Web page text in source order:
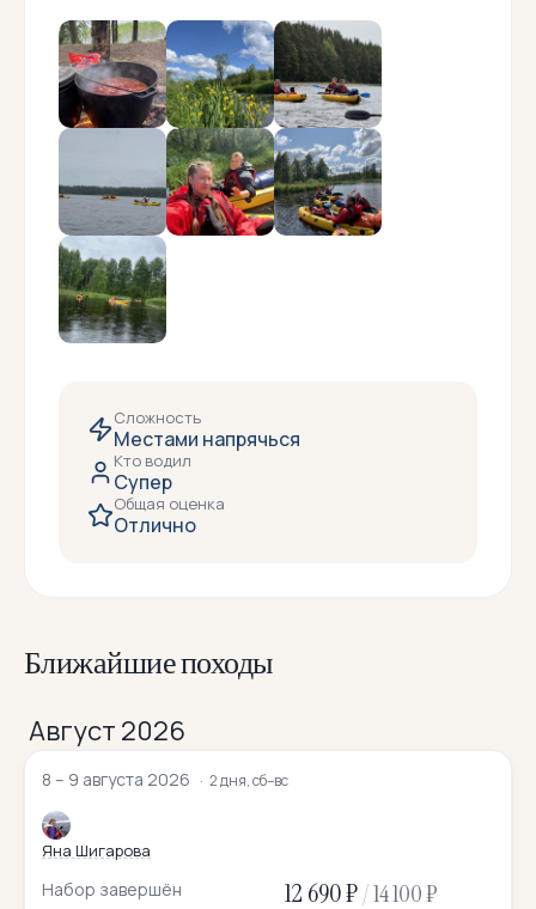
Сложность
Местами напрячься
Кто водил
Супер
Общая оценка
Отлично
Ближайшие походы
Август 2026
8 – 9 августа 2026 2 дня, сб–вс
Яна Шигарова
Набор завершён 12 690 ₽/14 100 ₽